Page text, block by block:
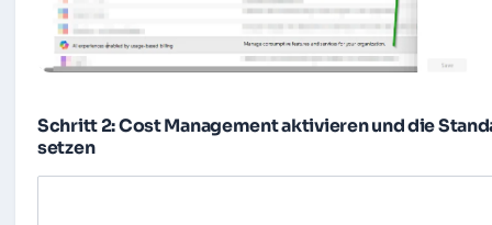
Schritt 2: Cost Management aktivieren und die
setzen